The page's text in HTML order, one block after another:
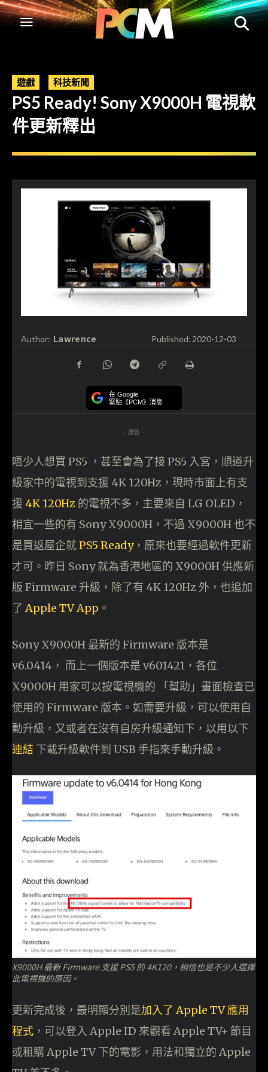
遊戲 科技新聞
PS5 Ready! Sony X9000H 電視軟
件更新釋出
Author: Lawrence Published: 2020-12-03
在 Google
緊貼《PCM》消息
- 廣告 -
唔少人想買 PS5 ，甚至會為了接 PS5 入宮，順道升
級家中的電視到支援 4K 120Hz，現時市面上有支
援 4K 120Hz 的電視不多，主要來自 LG OLED，
相宜一些的有 Sony X9000H，不過 X9000H 也不
是買返屋企就PS5 Ready，原來也要經過軟件更新
才可。昨日 Sony 就為香港地區的 X9000H 供應新
版 Firmware 升級，除了有 4K 120Hz 外，也追加
了Apple TV App 。
Sony X9000H 最新的 Firmware 版本是
v6.0414， 而上一個版本是 v601421，各位
X9000H 用家可以按電視機的 「幫助」畫面檢查已
使用的 Firmware 版本。如需要升級，可以使用自
動升級，又或者在沒有自房升級通知下，以用以下
連結 下載升級軟件到 USB 手指來手動升級。
X9000H 最新 Firmware 支援 PS5 的 4K120，相信也是不少人選擇
此電視機的原因。
更新完成後，最明顯分別是加入了 Apple TV 應用
程式 ，可以登入 Apple ID 來觀看 Apple TV+ 節目
或租購 Apple TV 下的電影，用法和獨立的 Apple